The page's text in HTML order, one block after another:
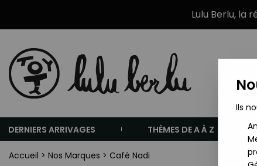
Lulu Berlu, la
DERNIERS ARRIVAGES THÈMES DE A À Z
Accueil > Nos Marques > Café Nadi
Ils